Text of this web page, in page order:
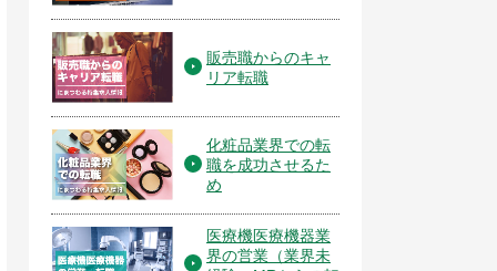
販売職からのキャ
リア転職
化粧品業界での転
職を成功させるた
め
医療機医療機器業
界の営業（業界未